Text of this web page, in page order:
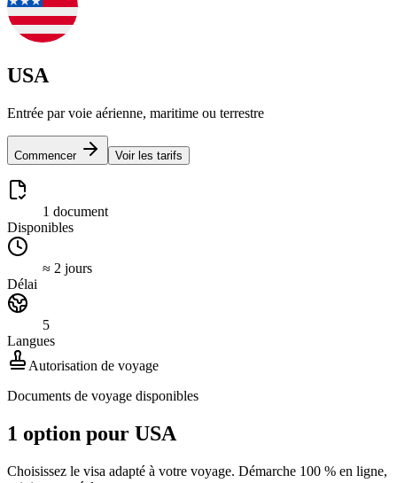
USA
Entrée par voie aérienne, maritime ou terrestre
Commencer Voir les tarifs
1 document
Disponibles
≈ 2 jours
Délai
5
Langues
Autorisation de voyage
Documents de voyage disponibles
1 option pour USA
Choisissez le visa adapté à votre voyage. Démarche 100 % en ligne,